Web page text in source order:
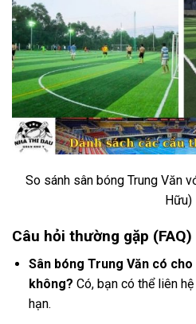
So sánh sân bóng Trung Văn
Hữu)
Câu hỏi thường gặp (FAQ)
Sân bóng Trung Văn có
không? Có, bạn có thể liên
hạn.